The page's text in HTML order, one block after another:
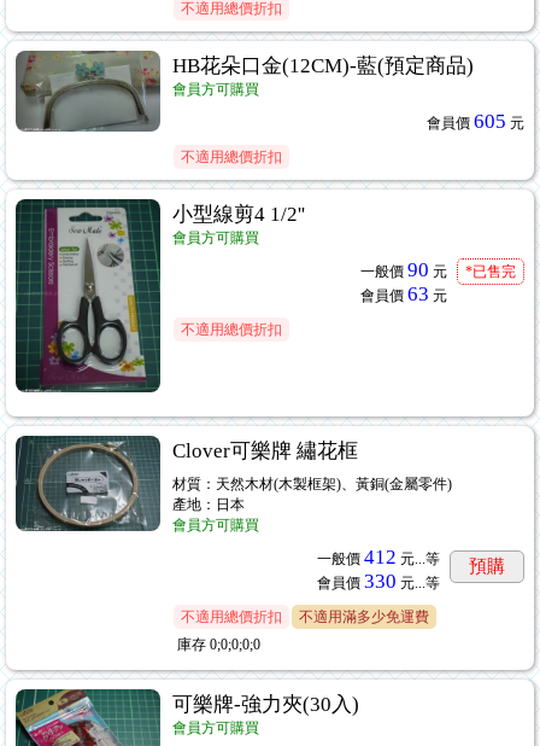
不適用總價折扣
HB花朵口金(12CM)-藍(預定商品)
會員方可購買
會員價 605 元
不適用總價折扣
小型線剪4 1/2''
會員方可購買
一般價 90 元
會員價 63 元
*已售完
不適用總價折扣
Clover可樂牌 繡花框
材質：天然木材(木製框架)、黃銅(金屬零件)
產地：日本
會員方可購買
一般價 412 元... 等
會員價 330 元... 等
預購
不適用總價折扣
不適用滿多少免運費
庫存 0;0;0;0;0
可樂牌-強力夾(30入)
會員方可購買